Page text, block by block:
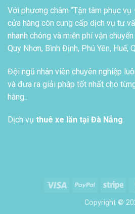
Với phương châm “Tận tâm phục vụ
cửa hàng còn cung cấp dịch vụ tư
nhanh chóng và miễn phí vận
Quy Nhơn, Bình Định, Phú Yên, Huế,
Đội ngũ nhân viên chuyên nghiệp
và đưa ra giải pháp tốt nhất cho
hàng..
Dịch vụ thuê xe lăn tại Đà Nẵng
Visa PayPal
Copyright ©